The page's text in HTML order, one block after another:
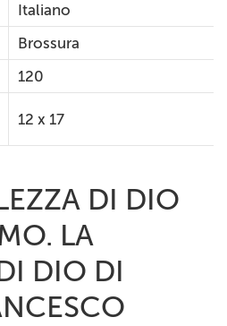
Italiano
Brossura
120
12 x 17
DI DIO
LA
DIO DI